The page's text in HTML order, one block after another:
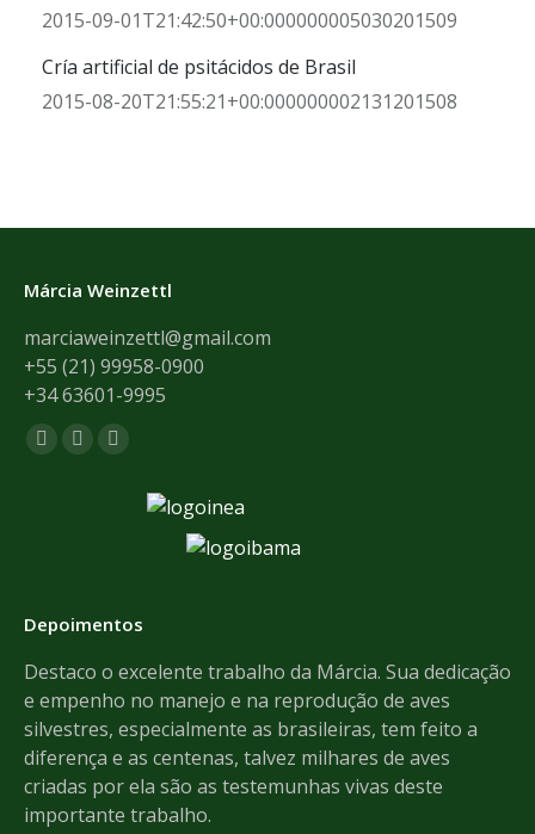
2015-09-01T21:42:50+00:000000005030201509
Cría artificial de psitácidos de Brasil
2015-08-20T21:55:21+00:000000002131201508
Márcia Weinzettl
marciaweinzettl@gmail.com
+55 (21) 99958-0900
+34 63601-9995
Encontre-nos em:
Facebook
MailWhatsapp
opens
Depoimentos
Destaco o excelente trabalho da Márcia. Sua dedicação
e empenho no manejo e na reprodução de aves
silvestres, especialmente as brasileiras, tem feito a
diferença e as centenas, talvez milhares de aves
criadas por ela são as testemunhas vivas deste
importante trabalho.